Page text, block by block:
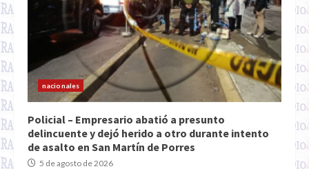
nacionales
Policial – Empresario abatió a presunto
delincuente y dejó herido a otro durante intento
de asalto en San Martín de Porres
5 de agosto de 2026